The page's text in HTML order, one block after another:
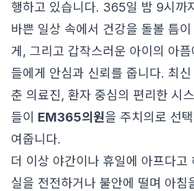
행하고 있습니다. 365일 밤 9시까
바쁜 일상 속에서 건강을 돌볼 틈이
게, 그리고 갑작스러운 아이의 아
들에게 안심과 신뢰를 줍니다. 최
춘 의료진, 환자 중심의 편리한 시
들이 EM365의원을 주치의로 선
여줍니다.
더 이상 야간이나 휴일에 아프다고
실을 전전하거나 불안에 떨며 아침